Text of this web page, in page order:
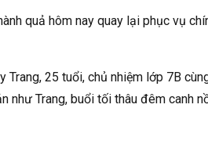
quả hôm nay quay lại phục vụ
25 tuổi, chủ nhiệm lớp 7B
như Trang, buổi tối thâu đêm canh